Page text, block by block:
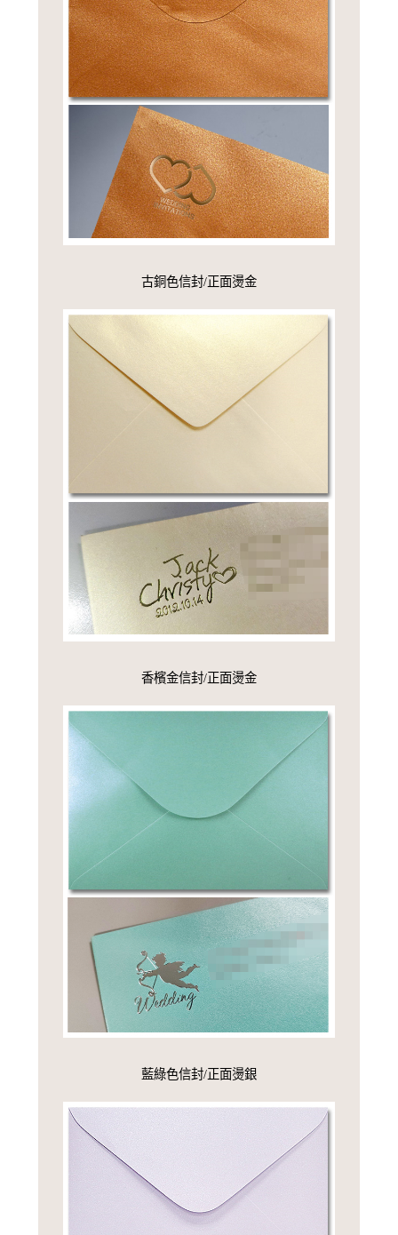
古銅色信封/正面燙金
香檳金信封/正面燙金
藍綠色信封/正面燙銀